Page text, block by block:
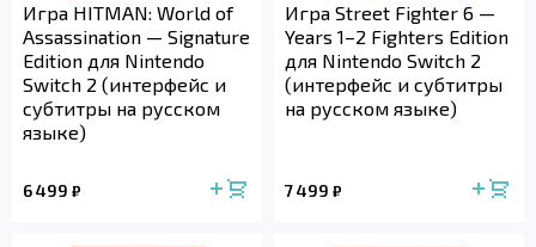
Игра HITMAN: World of
Assassination — Signature
Edition для Nintendo
Switch 2 (интерфейс и
субтитры на русском
языке)
6 499 ₽
Игра Street Fighter 6 —
Years 1–2 Fighters Edition
для Nintendo Switch 2
(интерфейс и субтитры
на русском языке)
7 499 ₽